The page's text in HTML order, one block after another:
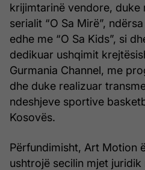
krijimtarinë vendore, duke
serialit “O Sa Mirë”,
edhe me “O Sa Kids”, si
dedikuar ushqimit
Gurmania Channel, me
dhe duke realizuar
ndeshjeve sportive
Kosovës.
Përfundimisht, Art Motion
ushtrojë secilin mjet